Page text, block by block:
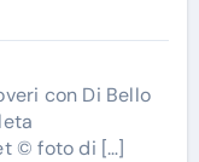
con Di Bello
© foto di […]